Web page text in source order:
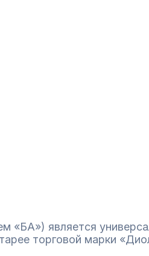
«БА») является
торговой марки